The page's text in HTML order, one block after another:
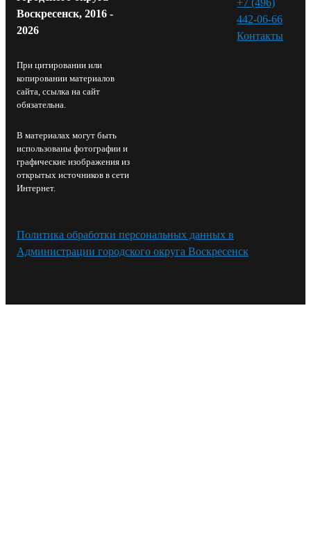
Воскресенск, 2016 -
2026
При цитировании или
копировании материалов
сайта, ссылка на сайт
обязательна.
В материалах могут быть
использованы фотографии и
графические изображения из
открытых источников в сети
Интернет.
442-06-66
Контакты⁠
Политика обработки персональных данных в
Администрации городского округа Воскресенск